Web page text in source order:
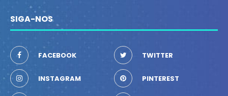
SIGA-NOS
FACEBOOK TWITTER
INSTAGRAM PINTEREST